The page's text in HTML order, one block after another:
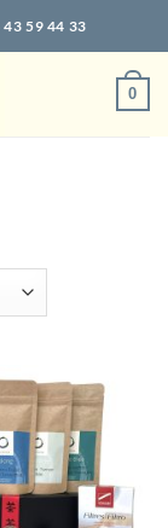
43 59 44 33
0